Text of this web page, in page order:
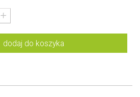
+
dodaj do koszyka